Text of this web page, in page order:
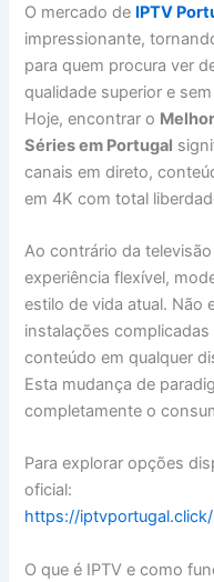
O mercado de IPTV
impressionante,
para quem procura ver
qualidade superior e
Hoje, encontrar o
Séries em Portugal
canais em direto,
em 4K com total
Ao contrário da
experiência flexível,
estilo de vida atual. Não
instalações
conteúdo em qualquer
Esta mudança de
completamente o
Para explorar opções
oficial:
https://iptvportugal.click/
O que é IPTV e como